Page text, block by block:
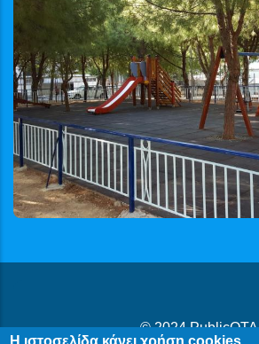
© 2024PublicOTA
Η ιστοσελίδα κάνει χρήση cookies